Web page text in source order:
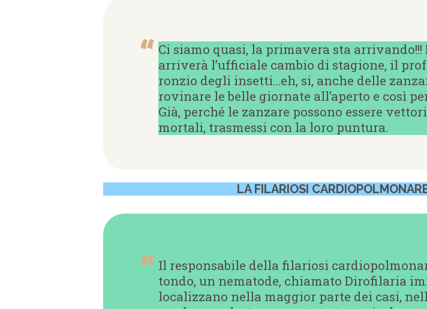
Ci siamo quasi, la primavera sta
arriverà l’ufficiale cambio di stagione, il
ronzio degli insetti…eh, si, anche delle
rovinare le belle giornate all’aperto e così
Già, perché le zanzare possono essere
mortali, trasmessi con la loro puntura.
LA FILARIOSI
Il responsabile della filariosi
tondo, un nematode, chiamato Dirofilaria
localizzano nella maggior parte dei casi,